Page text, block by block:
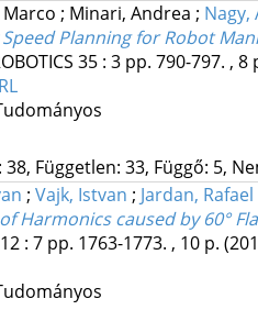
; Minari, Andrea ; Nagy,
Planning for Robot
35: 3 pp. 790-797. , 8
Független: 33, Függő: 5,
; Vajk, Istvan ; Jardan,
Harmonics caused by 60°
12: 7 pp. 1763-1773. , 10 p.